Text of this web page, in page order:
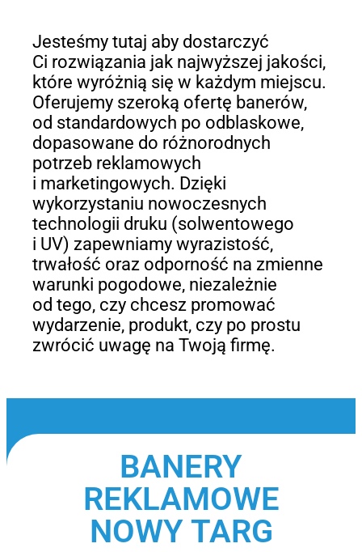
Jesteśmy tutaj aby dostarczyć
Ci rozwiązania jak najwyższej jakości,
które wyróżnią się w każdym miejscu.
Oferujemy szeroką ofertę banerów,
od standardowych po odblaskowe,
dopasowane do różnorodnych
potrzeb reklamowych
i marketingowych. Dzięki
wykorzystaniu nowoczesnych
technologii druku (solwentowego
i UV) zapewniamy wyrazistość,
trwałość oraz odporność na zmienne
warunki pogodowe, niezależnie
od tego, czy chcesz promować
wydarzenie, produkt, czy po prostu
zwrócić uwagę na Twoją firmę.
BANERY
REKLAMOWE
NOWY TARG